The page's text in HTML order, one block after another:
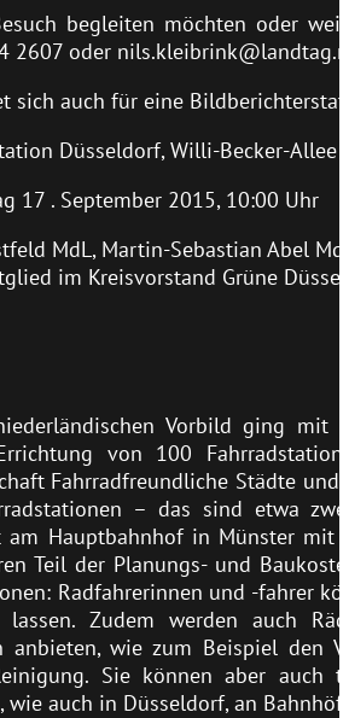
begleiten möchten oder
2607 oder
sich auch für eine
Düsseldorf, Willi-Becker-Allee
17 . September 2015, 10:00 Uhr
MdL, Martin-Sebastian Abel
im Kreisvorstand Grüne
Vorbild ging mit
von 100
Fahrradfreundliche Städte
– das sind etwa
am Hauptbahnhof in Münster
Teil der Planungs- und
Radfahrerinnen und -fahrer
lassen. Zudem werden auch
anbieten, wie zum Beispiel den
Sie können aber auch
wie auch in Düsseldorf, an